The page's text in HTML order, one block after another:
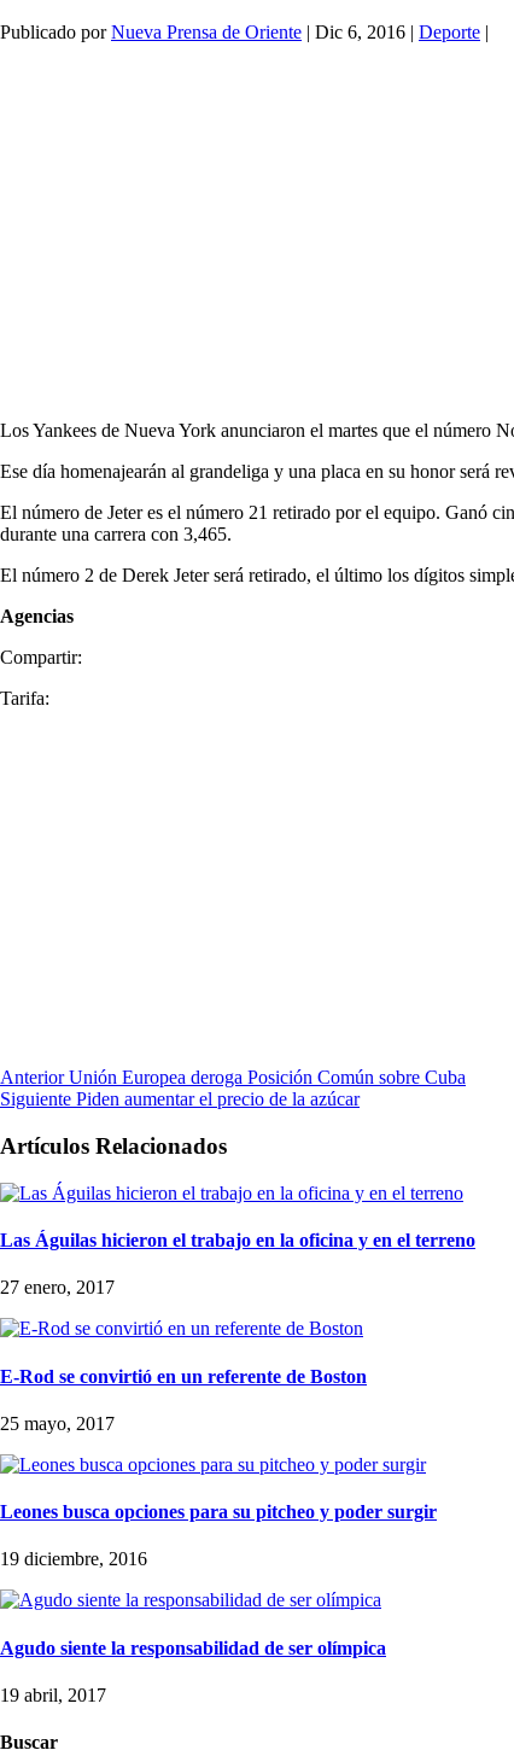
Publicado porNueva Prensa de Oriente | Dic 6, 2016 | Deporte |
Los Yankees de Nueva York anunciaron el martes que el número
Ese día homenajearán al grandeliga y una placa en su honor será
El número de Jeter es el número 21 retirado por el equipo. Ganó
durante una carrera con 3,465.
El número 2 de Derek Jeter será retirado, el último los dígitos
Agencias
Compartir:
Tarifa:
Anterior Unión Europea deroga Posición Común sobre Cuba
Siguiente Piden aumentar el precio de la azúcar
Artículos Relacionados
Las Águilas hicieron el trabajo en la oficina y en el terreno
27 enero, 2017
E-Rod se convirtió en un referente de Boston
25 mayo, 2017
Leones busca opciones para su pitcheo y poder surgir
19 diciembre, 2016
Agudo siente la responsabilidad de ser olímpica
19 abril, 2017
Buscar